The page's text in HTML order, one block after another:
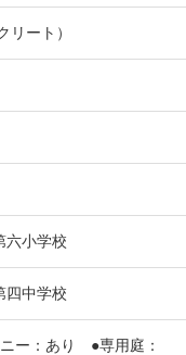
リート）
六小学校
四中学校
ー：あり ●専用庭：